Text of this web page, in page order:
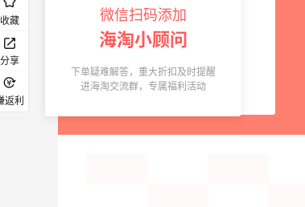
收藏
分享
返利
微信扫码添加
海淘小顾问
下单疑难解答，重大折扣及时提醒
进海淘交流群，专属福利活动